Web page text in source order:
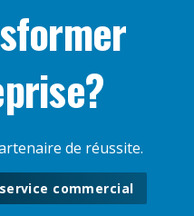
de réussite.
commercial